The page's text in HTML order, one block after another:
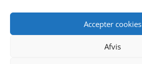
Accepter cookies
Afvis